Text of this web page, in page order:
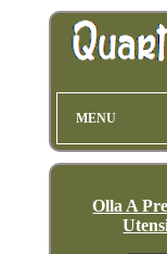
MENU
Olla A